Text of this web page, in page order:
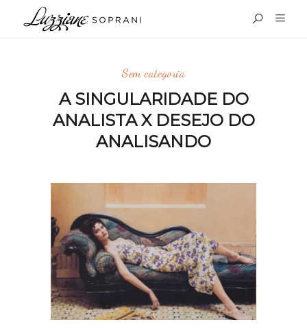
Sem categoria
A SINGULARIDADE DO
ANALISTA X DESEJO DO
ANALISANDO